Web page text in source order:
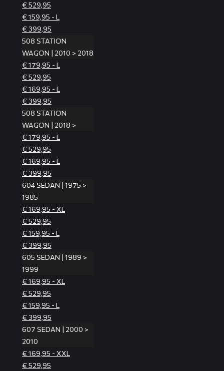
€ 529,95
€ 159,95 - L
€ 399,95
508 STATION
WAGON | 2010 > 2018
€ 179,95 - L
€ 529,95
€ 169,95 - L
€ 399,95
508 STATION
WAGON | 2018 >
€ 179,95 - L
€ 529,95
€ 169,95 - L
€ 399,95
604 SEDAN | 1975 >
1985
€ 169,95 - XL
€ 529,95
€ 159,95 - L
€ 399,95
605 SEDAN | 1989 >
1999
€ 169,95 - XL
€ 529,95
€ 159,95 - L
€ 399,95
607 SEDAN | 2000 >
2010
€ 169,95 - XXL
€ 529,95